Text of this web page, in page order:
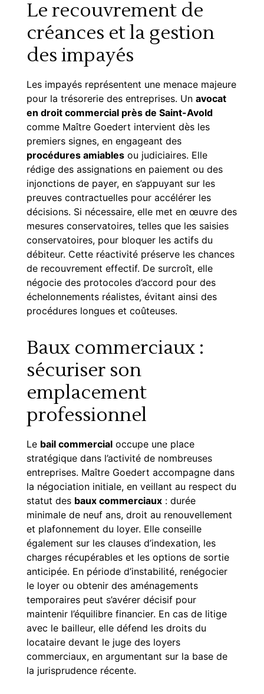
Le recouvrement de
créances et la gestion
des impayés
Les impayés représentent une menace majeure
pour la trésorerie des entreprises. Un avocat
en droit commercial près de Saint-Avold
comme Maître Goedert intervient dès les
premiers signes, en engageant des
procédures amiablesou judiciaires. Elle
rédige des assignations en paiement ou des
injonctions de payer, en s’appuyant sur les
preuves contractuelles pour accélérer les
décisions. Si nécessaire, elle met en œuvre des
mesures conservatoires, telles que les saisies
conservatoires, pour bloquer les actifs du
débiteur. Cette réactivité préserve les chances
de recouvrement effectif. De surcroît, elle
négocie des protocoles d’accord pour des
échelonnements réalistes, évitant ainsi des
procédures longues et coûteuses.
Baux commerciaux :
sécuriser son
emplacement
professionnel
Le bail commercialoccupe une place
stratégique dans l’activité de nombreuses
entreprises. Maître Goedert accompagne dans
la négociation initiale, en veillant au respect du
statut des baux commerciaux: durée
minimale de neuf ans, droit au renouvellement
et plafonnement du loyer. Elle conseille
également sur les clauses d’indexation, les
charges récupérables et les options de sortie
anticipée. En période d’instabilité, renégocier
le loyer ou obtenir des aménagements
temporaires peut s’avérer décisif pour
maintenir l’équilibre financier. En cas de litige
avec le bailleur, elle défend les droits du
locataire devant le juge des loyers
commerciaux, en argumentant sur la base de
la jurisprudence récente.